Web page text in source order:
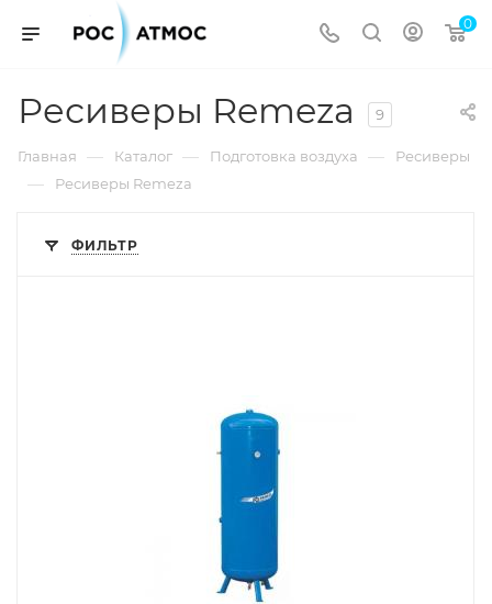
0
Ресиверы Remeza 9
Главная — Каталог — Подготовка воздуха — Ресиверы
— Ресиверы Remeza
ФИЛЬТР